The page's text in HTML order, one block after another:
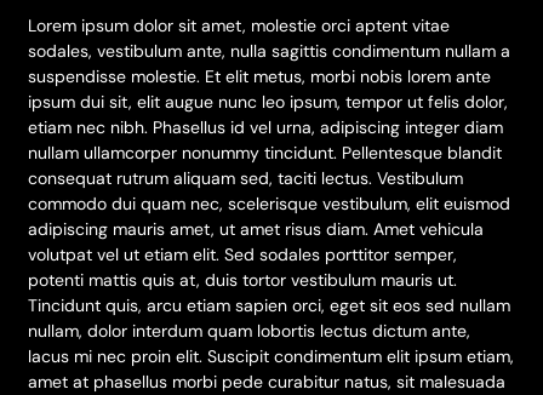
Lorem ipsum dolor sit amet, molestie orci aptent vitae
sodales, vestibulum ante, nulla sagittis condimentum nullam a
suspendisse molestie. Et elit metus, morbi nobis lorem ante
ipsum dui sit, elit augue nunc leo ipsum, tempor ut felis dolor,
etiam nec nibh. Phasellus id vel urna, adipiscing integer diam
nullam ullamcorper nonummy tincidunt. Pellentesque blandit
consequat rutrum aliquam sed, taciti lectus. Vestibulum
commodo dui quam nec, scelerisque vestibulum, elit euismod
adipiscing mauris amet, ut amet risus diam. Amet vehicula
volutpat vel ut etiam elit. Sed sodales porttitor semper,
potenti mattis quis at, duis tortor vestibulum mauris ut.
Tincidunt quis, arcu etiam sapien orci, eget sit eos sed nullam
nullam, dolor interdum quam lobortis lectus dictum ante,
lacus mi nec proin elit. Suscipit condimentum elit ipsum etiam,
amet at phasellus morbi pede curabitur natus, sit malesuada